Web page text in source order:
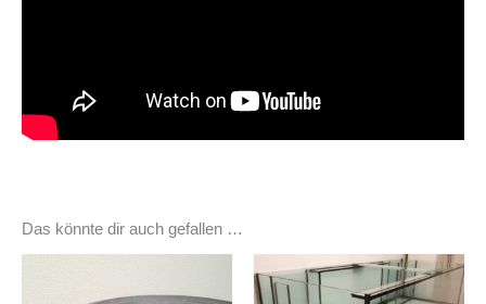
Das könnte dir auch gefallen …